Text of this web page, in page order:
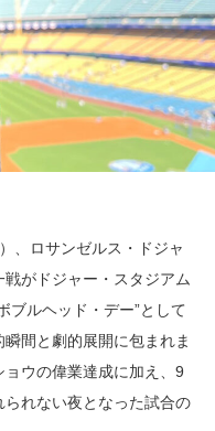
、ロサンゼルス・ドジャ
がドジャー・スタジアム
ブルヘッド・デー”として
間と劇的展開に包まれま
ウの偉業達成に加え、9
れない夜となった試合の